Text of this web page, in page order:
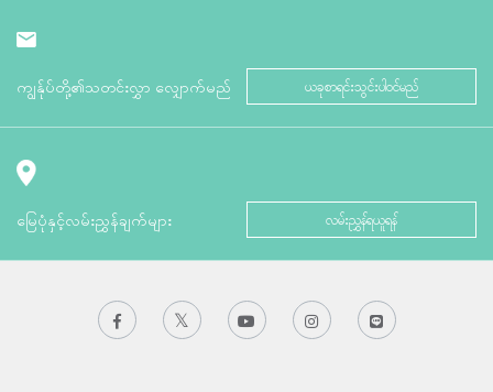
ကျွန်ုပ်တို့၏သတင်းလွှာ လျှောက်မည် ယခုစာရင်းသွင်းပါဝင်မည်
မြေပုံနှင့်လမ်းညွှန်ချက်များ လမ်းညွှန်ရယူရန်